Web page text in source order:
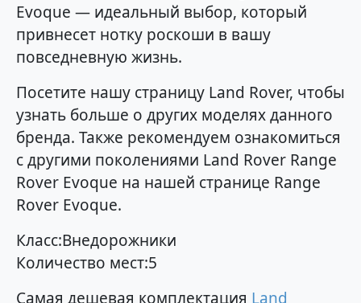
Evoque — идеальный выбор, который
привнесет нотку роскоши в вашу
повседневную жизнь.
Посетите нашу страницу Land Rover, чтобы
узнать больше о других моделях данного
бренда. Также рекомендуем ознакомиться
с другими поколениями Land Rover Range
Rover Evoque на нашей странице Range
Rover Evoque.
Класс:Внедорожники
Количество мест:5
Самая дешевая комплектация Land